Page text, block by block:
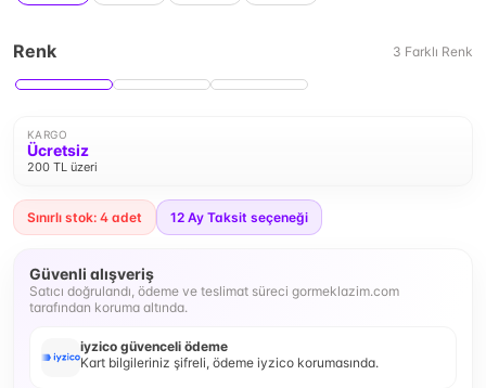
Renk 3 Farklı Renk
KARGO
Ücretsiz
200 TL üzeri
Sınırlı stok: 4 adet 12 Ay Taksit seçeneği
Güvenli alışveriş
Satıcı doğrulandı, ödeme ve teslimat süreci gormeklazim.com
tarafından koruma altında.
iyzico güvenceli ödeme
Kart bilgileriniz şifreli, ödeme iyzico korumasında.